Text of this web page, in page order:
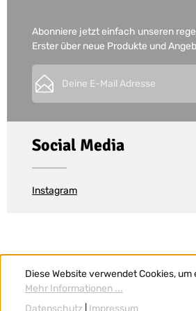
Abonniere jetzt einfach unseren
Erster über neue Produkte und
Ich habe die
genommen und die
einverstanden.
Social Media
Instagram
Diese Website verwendet Cookies,
Mehr Informationen ...
Datenschutz
Impressum